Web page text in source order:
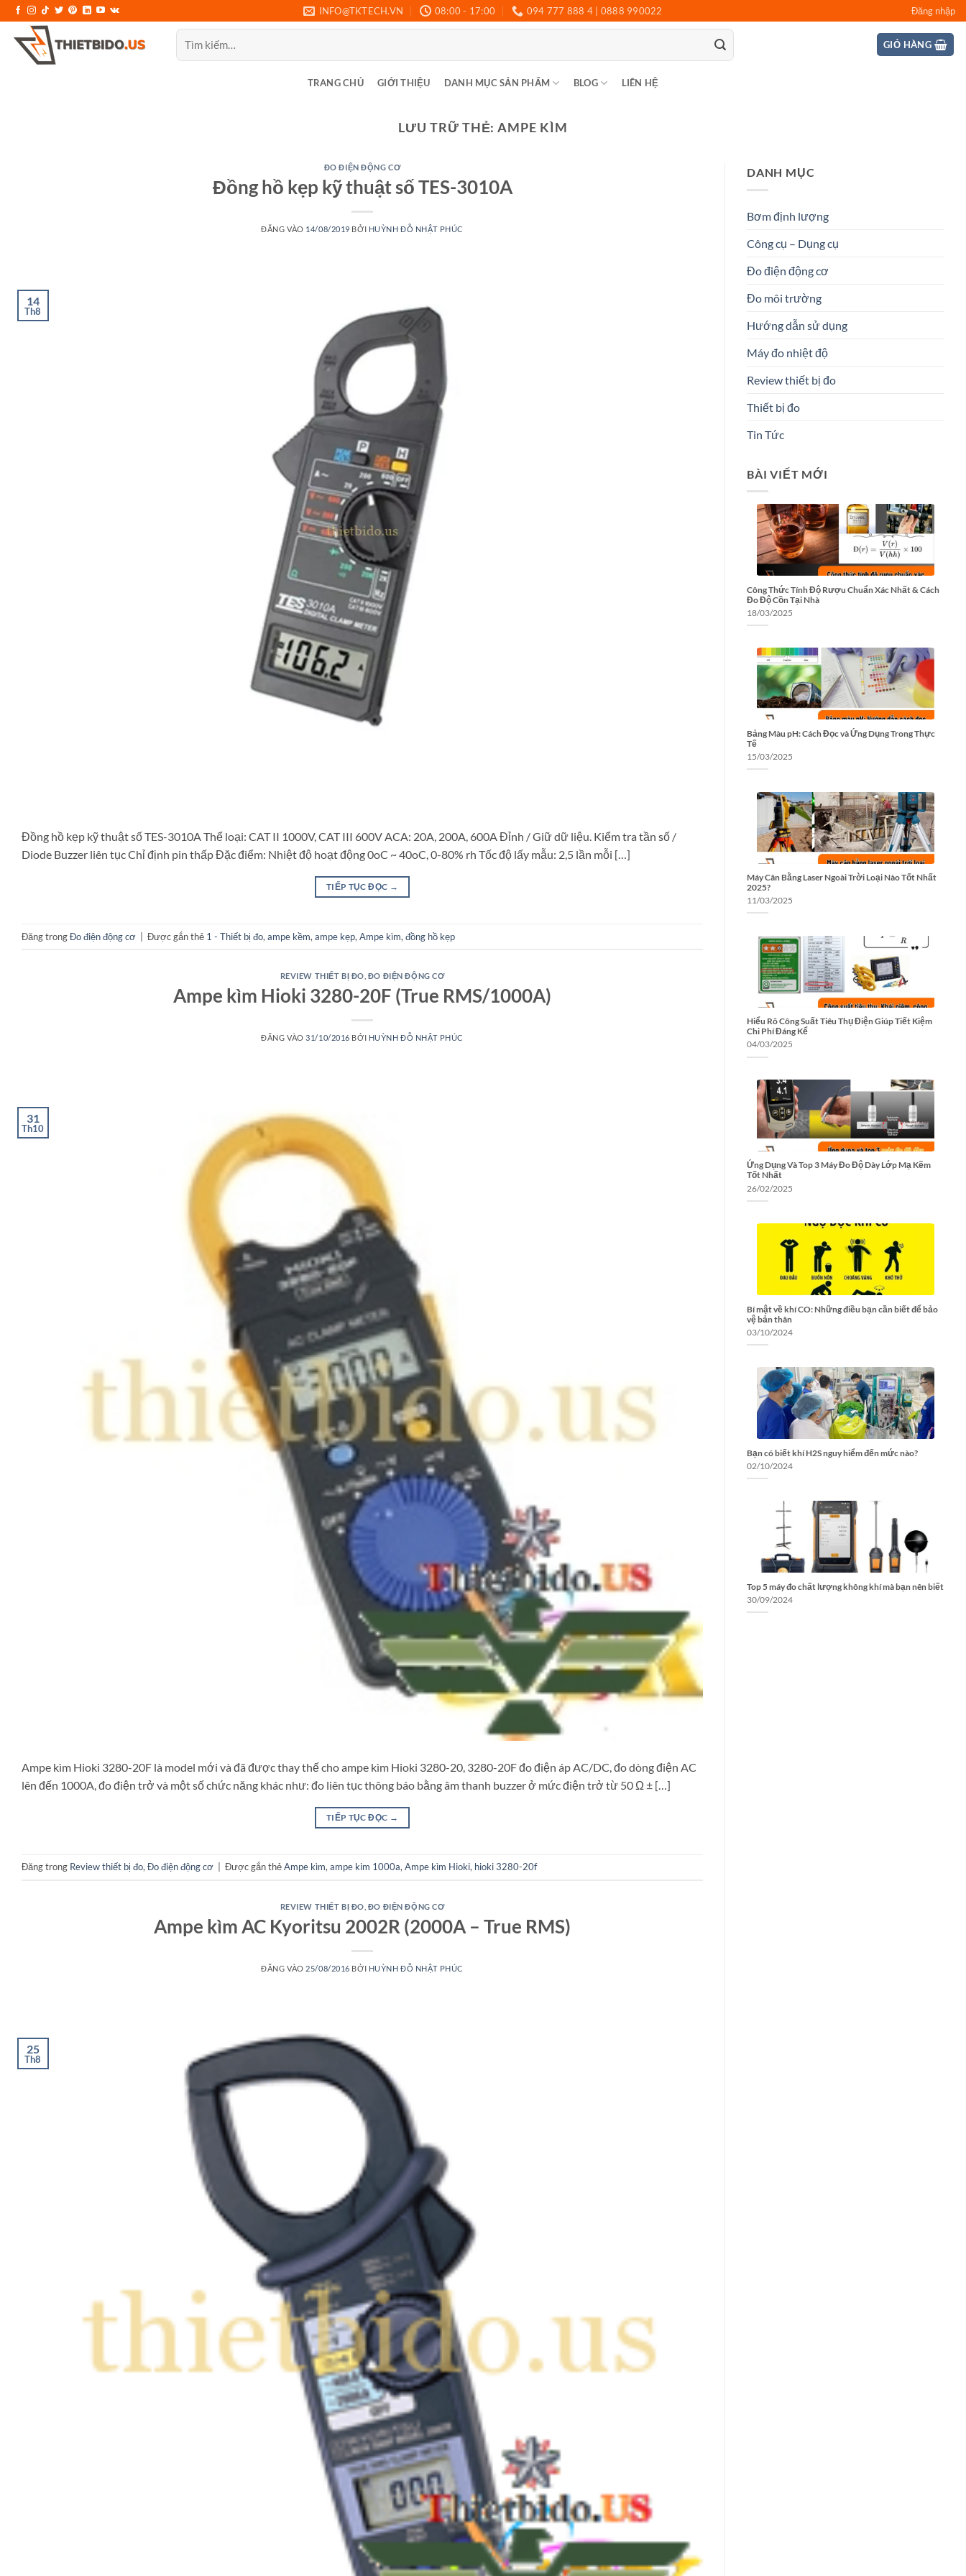
qua
nội
INFO@TKTECH.VN 08:00 - 17:00 094 777 888 4 | 0888 990022 Đăng nhập
Tìm
kiếm:
GIỎ HÀNG
TRANG CHỦ GIỚI THIỆU DANH MỤC SẢN PHẨM BLOG LIÊN HỆ
LƯU TRỮ THẺ:AMPE KÌM
ĐO ĐIỆN ĐỘNG CƠ
Đồng hồ kẹp kỹ thuật số TES-3010A
ĐĂNG VÀO 14/08/2019 BỞI HUỲNH ĐỖ NHẬT PHÚC
14
Th8
Đồng hồ kẹp kỹ thuật số TES-3010A Thể loại: CAT II 1000V, CAT III 600V ACA: 20A, 200A, 600A Đỉnh / Giữ dữ liệu. Kiểm tra tần số /
Diode Buzzer liên tục Chỉ định pin thấp Đặc điểm: Nhiệt độ hoạt động 0oC ~ 40oC, 0-80% rh Tốc độ lấy mẫu: 2,5 lần mỗi […]
TIẾP TỤC ĐỌC →
Đăng trongĐo điện động cơ Được gắn thẻ 1 - Thiết bị đo, ampe kềm, ampe kẹp, Ampe kìm, đồng hồ kẹp
REVIEW THIẾT BỊ ĐO ĐO ĐIỆN ĐỘNG CƠ
Ampe kìm Hioki 3280-20F (True RMS/1000A)
ĐĂNG VÀO31/10/2016 BỞI HUỲNH ĐỖ NHẬT PHÚC
31
Th10
Ampe kìm Hioki 3280-20F là model mới và đã được thay thế cho ampe kìm Hioki 3280-20, 3280-20F đo điện áp AC/DC, đo dòng điện AC
lên đến 1000A, đo điện trở và một số chức năng khác như: đo liên tục thông báo bằng âm thanh buzzer ở mức điện trở từ 50 Ω ± […]
TIẾP TỤC ĐỌC →
Đăng trong Review thiết bị đo,Đo điện động cơ Được gắn thẻAmpe kìm,ampe kim 1000a,Ampe kìm Hioki, hioki 3280-20f
REVIEW THIẾT BỊ ĐO ĐO ĐIỆN ĐỘNG CƠ
Ampe kìm AC Kyoritsu 2002R (2000A – True RMS)
ĐĂNG VÀO 25/08/2016 BỞI HUỲNH ĐỖ NHẬT PHÚC
25
Th8
DANH MỤC
Bơm định lượng
Công cụ – Dụng cụ
Đo điện động cơ
Đo môi trường
Hướng dẫn sử dụng
Máy đo nhiệt độ
Review thiết bị đo
Thiết bị đo
Tin Tức
BÀI VIẾT MỚI
Công Thức Tính Độ Rượu Chuẩn Xác Nhất & Cách
Đo Độ Cồn Tại Nhà
18/03/2025
Bảng Màu pH: Cách Đọc và Ứng Dụng Trong Thực
Tế
15/03/2025
Máy Cân Bằng Laser Ngoài Trời Loại Nào Tốt Nhất
2025?
11/03/2025
Hiểu Rõ Công Suất Tiêu Thụ Điện Giúp Tiết Kiệm
Chi Phí Đáng Kể
04/03/2025
Ứng Dụng Và Top 3 Máy Đo Độ Dày Lớp Mạ Kẽm
Tốt Nhất
26/02/2025
Bí mật về khí CO: Những điều bạn cần biết để bảo
vệ bản thân
03/10/2024
Bạn có biết khí H2S nguy hiểm đến mức nào?
02/10/2024
Top 5 máy đo chất lượng không khí mà bạn nên biết
30/09/2024